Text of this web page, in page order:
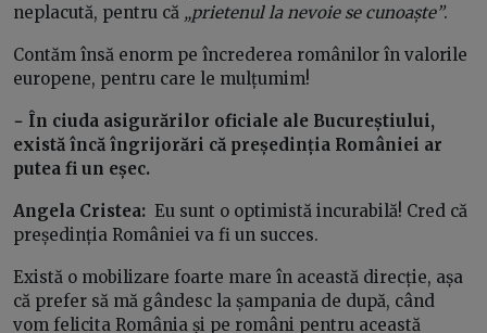
neplacută, pentru că „prietenul la nevoie se cunoaște”.
Contăm însă enorm pe încrederea românilor în valorile
europene, pentru care le mulțumim!
− În ciuda asigurărilor oficiale ale Bucureștiului,
există încă îngrijorări că președinția României ar
putea fi un eșec.
Angela Cristea: Eu sunt o optimistă incurabilă! Cred că
președinția României va fi un succes.
Există o mobilizare foarte mare în această direcție, așa
că prefer să mă gândesc la șampania de după, când
vom felicita România și pe români pentru această